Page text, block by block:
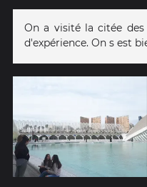
On a visité la citée
d'expérience. On s est